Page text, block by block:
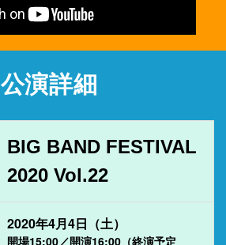
公演詳細
BIG BAND FESTIVAL
2020 Vol.22
2020年4月4日（土）
開場15:00／開演16:00（終演予定